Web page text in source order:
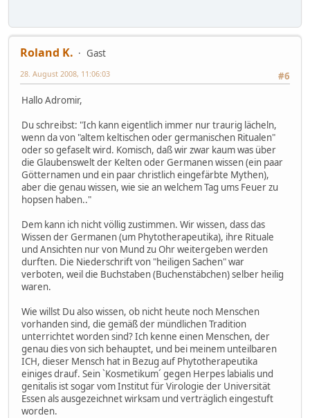
Roland K.
Gast
#6
28. August 2008, 11:06:03
Hallo Adromir,
Du schreibst: "Ich kann eigentlich immer nur traurig lächeln,
wenn da von "altem keltischen oder germanischen Ritualen"
oder so gefaselt wird. Komisch, daß wir zwar kaum was über
die Glaubenswelt der Kelten oder Germanen wissen (ein paar
Götternamen und ein paar christlich eingefärbte Mythen),
aber die genau wissen, wie sie an welchem Tag ums Feuer zu
hopsen haben.."
Dem kann ich nicht völlig zustimmen. Wir wissen, dass das
Wissen der Germanen (um Phytotherapeutika), ihre Rituale
und Ansichten nur von Mund zu Ohr weitergeben werden
durften. Die Niederschrift von "heiligen Sachen" war
verboten, weil die Buchstaben (Buchenstäbchen) selber heilig
waren.
Wie willst Du also wissen, ob nicht heute noch Menschen
vorhanden sind, die gemäß der mündlichen Tradition
unterrichtet worden sind? Ich kenne einen Menschen, der
genau dies von sich behauptet, und bei meinem unteilbaren
ICH, dieser Mensch hat in Bezug auf Phytotherapeutika
einiges drauf. Sein `Kosmetikum´ gegen Herpes labialis und
genitalis ist sogar vom Institut für Virologie der Universität
Essen als ausgezeichnet wirksam und verträglich eingestuft
worden.